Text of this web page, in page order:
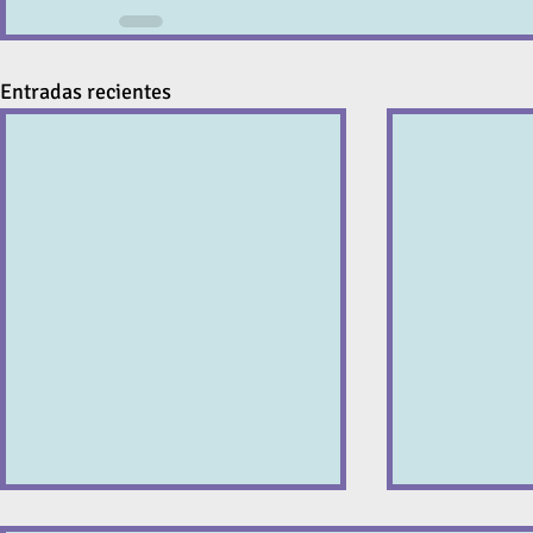
Entradas recientes